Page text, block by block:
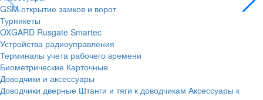
GSM открытие замков и ворот
Турникеты
OXGARD Rusgate Smartec
Устройства радиоуправления
Терминалы учета рабочего времени
Биометрические Карточные
Доводчики и аксессуары
Доводчики дверные Штанги и тяги к доводчикам Аксессуары к